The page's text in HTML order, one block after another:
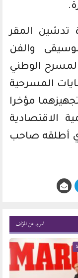
تدشين المقر
والفن
الوطني
المسرحية
مؤخرا
الاقتصادية
أطلقه صاحب
المزيد عن المؤلف